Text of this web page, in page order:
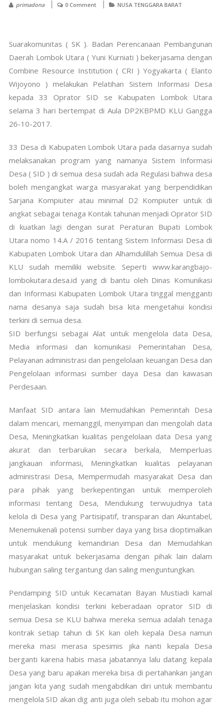
primadona 0 Comment NUSA TENGGARA BARAT
Suarakomunitas ( SK ). Badan Perencanaan Pembangunan
Daerah Lombok Utara ( Yuni Kurniati ) bekerjasama dengan
Combine Resource Institution ( CRI ) Yogyakarta ( Elanto
Wijoyono ) melakukan Pelatihan Sistem Informasi Desa
kepada 33 Oprator SID se Kabupaten Lombok Utara
selama 3 hari bertempat di Aula DP2KBPMD KLU Gangga
26-10-2017.
33 Desa di Kabupaten Lombok Utara pada dasarnya sudah
melaksanakan program yang namanya Sistem Informasi
Desa ( SID ) di semua desa sudah ada Regulasi bahwa desa
boleh mengangkat warga masyarakat yang berpendidikan
Sarjana Kompiuter atau minimal D2 Kompiuter untuk di
angkat sebagai tenaga Kontak tahunan menjadi Oprator SID
di kuatkan lagi dengan surat Peraturan Bupati Lombok
Utara nomo 14.A / 2016 tentang Sistem Informasi Desa di
Kabupaten Lombok Utara dan Alhamdulillah Semua Desa di
KLU sudah memiliki website. Seperti www.karangbajo-
lombokutara.desa.id yang di bantu oleh Dinas Komunikasi
dan Informasi Kabupaten Lombok Utara tinggal mengganti
nama desanya saja sudah bisa kita mengetahui kondisi
terkini di semua desa.
SID berfungsi sebagai Alat untuk mengelola data Desa,
Media informasi dan komunikasi Pemerintahan Desa,
Pelayanan administrasi dan pengelolaan keuangan Desa dan
Pengelolaan informasi sumber daya Desa dan kawasan
Perdesaan.
Manfaat SID antara lain Memudahkan Pemerintah Desa
dalam mencari, memanggil, menyimpan dan mengolah data
Desa, Meningkatkan kualitas pengelolaan data Desa yang
akurat dan terbarukan secara berkala, Memperluas
jangkauan informasi, Meningkatkan kualitas pelayanan
administrasi Desa, Mempermudah masyarakat Desa dan
para pihak yang berkepentingan untuk memperoleh
informasi tentang Desa, Mendukung terwujudnya tata
kelola di Desa yang Partisipatif, transparan dan Akuntabel,
Menemukenali potensi sumber daya yang bisa dioptimalkan
untuk mendukung kemandirian Desa dan Memudahkan
masyarakat untuk bekerjasama dengan pihak lain dalam
hubungan saling tergantung dan saling menguntungkan.
Pendamping SID untuk Kecamatan Bayan Mustiadi kamal
menjelaskan kondisi terkini keberadaan oprator SID di
semua Desa se KLU bahwa mereka semua adalah tenaga
kontrak setiap tahun di SK kan oleh kepala Desa namun
mereka masi merasa spesimis jika nanti kepala Desa
berganti karena habis masa jabatannya lalu datang kepala
Desa yang baru apakan mereka bisa di pertahankan jangan
jangan kita yang sudah mengabdikan diri untuk membantu
mengelola SID akan dig anti juga oleh sebab itu mohon agar